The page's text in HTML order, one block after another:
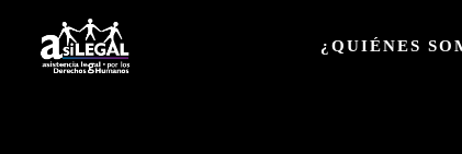
¿QUIÉNES